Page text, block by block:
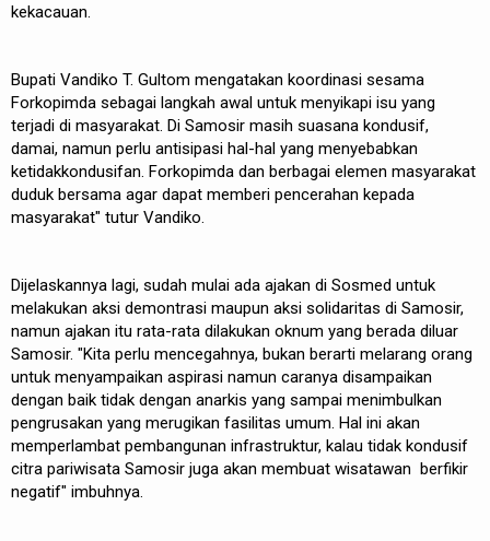
kekacauan.
Bupati Vandiko T. Gultom mengatakan koordinasi sesama
Forkopimda sebagai langkah awal untuk menyikapi isu yang
terjadi di masyarakat. Di Samosir masih suasana kondusif,
damai, namun perlu antisipasi hal-hal yang menyebabkan
ketidakkondusifan. Forkopimda dan berbagai elemen masyarakat
duduk bersama agar dapat memberi pencerahan kepada
masyarakat" tutur Vandiko.
Dijelaskannya lagi, sudah mulai ada ajakan di Sosmed untuk
melakukan aksi demontrasi maupun aksi solidaritas di Samosir,
namun ajakan itu rata-rata dilakukan oknum yang berada diluar
Samosir. "Kita perlu mencegahnya, bukan berarti melarang orang
untuk menyampaikan aspirasi namun caranya disampaikan
dengan baik tidak dengan anarkis yang sampai menimbulkan
pengrusakan yang merugikan fasilitas umum. Hal ini akan
memperlambat pembangunan infrastruktur, kalau tidak kondusif
citra pariwisata Samosir juga akan membuat wisatawan berfikir
negatif" imbuhnya.